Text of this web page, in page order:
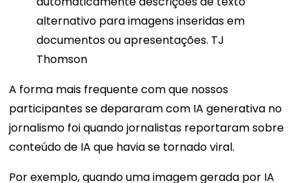
alternativo para imagens inseridas em
documentos ou apresentações. TJ
Thomson
A forma mais frequente com que nossos
participantes se depararam com IA generativa no
jornalismo foi quando jornalistas reportaram sobre
conteúdo de IA que havia se tornado viral.
Por exemplo, quando uma imagem gerada por IA